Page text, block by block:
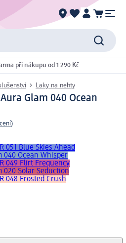
při nákupu od 1 290 Kč
Laky na nehty
Glam 040 Ocean
)
051 Blue Skies Ahead
040 Ocean Whisper
049 Flirt Frequency
020 Solar Seduction
048 Frosted Crush